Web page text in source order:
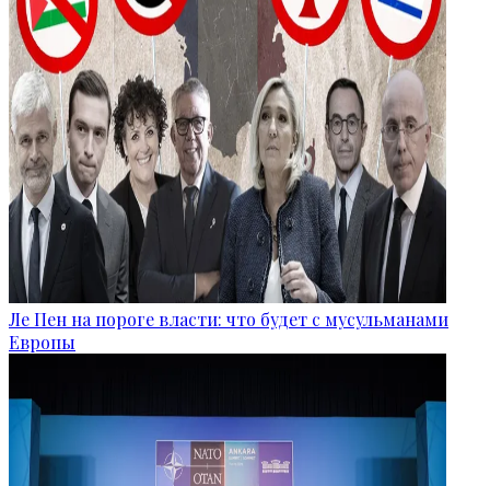
Ле Пен на пороге власти: что будет с мусульманами
Европы